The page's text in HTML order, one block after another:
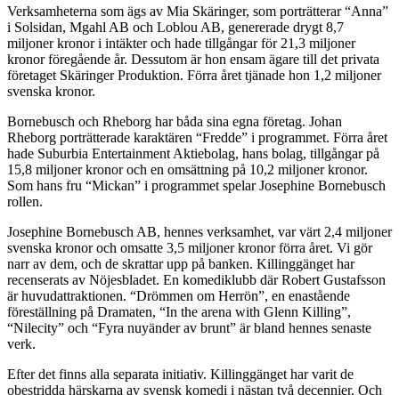
Verksamheterna som ägs av Mia Skäringer, som porträtterar “Anna”
i Solsidan, Mgahl AB och Loblou AB, genererade drygt 8,7
miljoner kronor i intäkter och hade tillgångar för 21,3 miljoner
kronor föregående år. Dessutom är hon ensam ägare till det privata
företaget Skäringer Produktion. Förra året tjänade hon 1,2 miljoner
svenska kronor.
Bornebusch och Rheborg har båda sina egna företag. Johan
Rheborg porträtterade karaktären “Fredde” i programmet. Förra året
hade Suburbia Entertainment Aktiebolag, hans bolag, tillgångar på
15,8 miljoner kronor och en omsättning på 10,2 miljoner kronor.
Som hans fru “Mickan” i programmet spelar Josephine Bornebusch
rollen.
Josephine Bornebusch AB, hennes verksamhet, var värt 2,4 miljoner
svenska kronor och omsatte 3,5 miljoner kronor förra året. Vi gör
narr av dem, och de skrattar upp på banken. Killinggänget har
recenserats av Nöjesbladet. En komediklubb där Robert Gustafsson
är huvudattraktionen. “Drömmen om Herrön”, en enastående
föreställning på Dramaten, “In the arena with Glenn Killing”,
“Nilecity” och “Fyra nuyänder av brunt” är bland hennes senaste
verk.
Efter det finns alla separata initiativ. Killinggänget har varit de
obestridda härskarna av svensk komedi i nästan två decennier. Och